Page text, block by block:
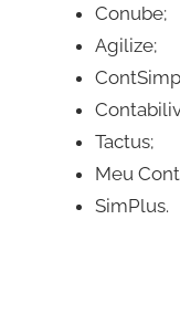
Conube;
Agilize;
Tactus;
Meu
SimPlus.